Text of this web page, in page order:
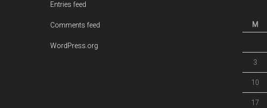
Entries feed
Comments feed
WordPress.org
M
3
10
17